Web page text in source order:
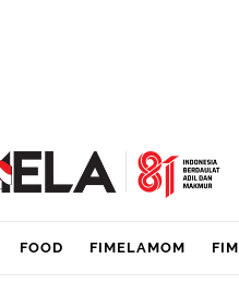
FOOD FIMELAMOM